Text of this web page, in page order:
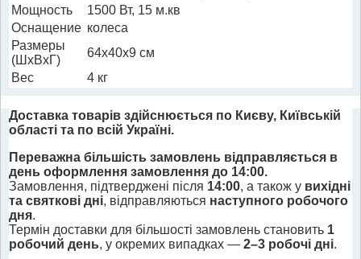
Мощность
1500 Вт, 15 м.кв
Оснащение колеса
Размеры
(ШхВхГ)
64x40x9 см
Вес
4 кг
Доставка товарів здійснюється по Києву, Київській
області та по всій Україні.
Переважна більшість замовлень відправляється в
день оформлення замовлення до 14:00.
Замовлення, підтверджені після 14:00, а також у вихідні
та святкові дні, відправляються наступного робочого
дня.
Термін доставки для більшості замовлень становить 1
робочий день, у окремих випадках — 2–3 робочі дні.